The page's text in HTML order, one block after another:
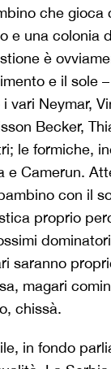
che gioca
e una colonia
è
e il sole
vari Neymar,
Becker,
le formiche,
e Camerun.
con il
proprio
saranno
magari
chissà.
in fondo